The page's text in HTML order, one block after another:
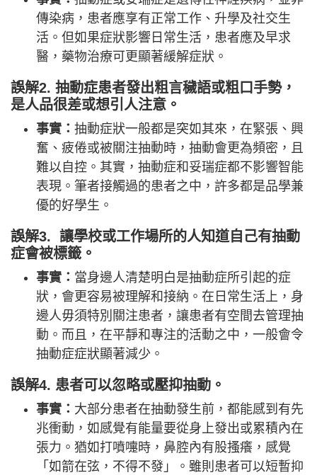
傳染病，患者應享有正常工作、升學及社交生
活。但如果症狀影響日常生活，患者應及早求
醫，藥物治療可更顯著緩解症狀。
誤解2. 抽動症患者發出粗言穢語或粗口手勢，
是人品很差或想引人注意。
事實： 抽動症狀一般都是突如其來，在緊張、興
奮、疲倦或被關注抽動時，抽動會更為頻密，且
難以自控。其實，抽動症和妥瑞症都不影響智能
表現。筆者接觸過的患者之中，許多都是品學兼
優的好學生。
誤解3. 讓學校或工作場所的人知道自己有抽動
症會被標籤。
事實： 當身邊人清楚明白是抽動症所引起的症
狀，會更容易被理解和接納。在日常生活上，身
邊人毋須特別關注患者，讓患者有空間去管理抽
動。而且，在平靜和專注的活動之中，一般會令
抽動症症狀顯著減少。
誤解4. 患者可以忽略或壓抑抽動。
事實： 大部分患者在抽動發生前，都能感到有先
兆衝動，如感覺有能量要從身上發出或累積內在
張力。猶如打噴嚏時，鼻腔內有股搔癢，感覺
「如箭在弦，不得不發」。雖則患者可以短暫抑